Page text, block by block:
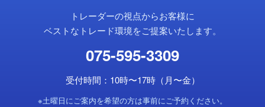
トレーダーの視点からお客様に
ベストなトレード環境をご提案いたします。
075-595-3309
受付時間：10時〜17時（月〜金）
※土曜日にご案内を希望の方は事前にご予約ください。